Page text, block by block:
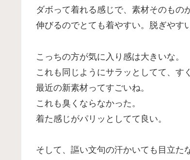
ダボって着れる感じで、素材そのもの
伸びるのでとても着やすい。脱ぎやすい
こっちの方が気に入り感は大きいな。
これも同じようにサラッとしてて、す
最近の新素材ってすごいね。
これも臭くならなかった。
着た感じがパリッとしてて良い。
そして、謳い文句の汗かいても目立た